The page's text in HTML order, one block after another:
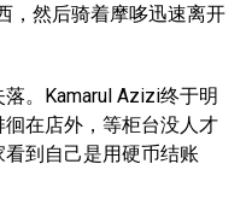
，然后骑着摩哆迅速离开
。Kamarul Azizi终于明
在店外，等柜台没人才
到自己是用硬币结账